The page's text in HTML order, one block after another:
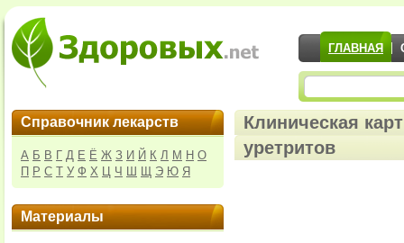
ГЛАВНАЯ
Справочник лекарств
А Б В Г Д Е Ё Ж З И Й К Л М Н О
П Р С Т У Ф Х Ц Ч Ш Щ Э Ю Я
Материалы
Клиническая
уретритов